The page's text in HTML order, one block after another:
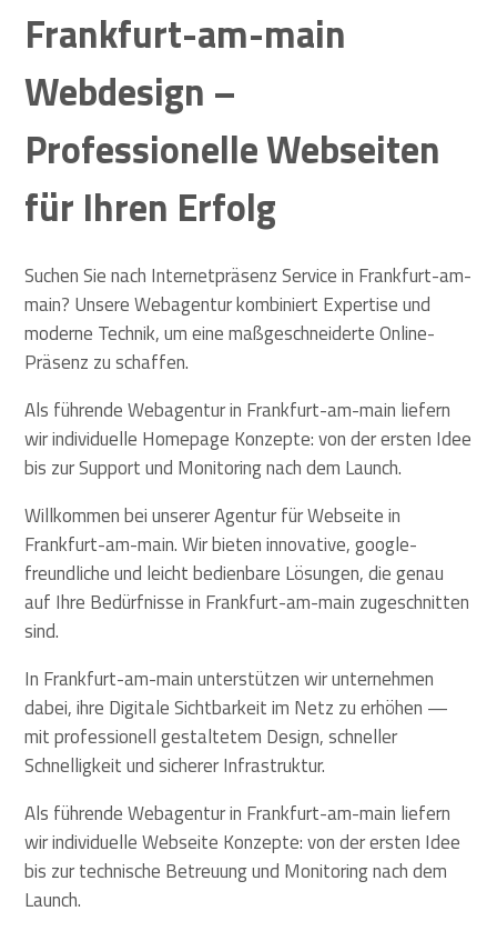
Frankfurt-am-main
Webdesign –
Professionelle Webseiten
für Ihren Erfolg
Suchen Sie nach Internetpräsenz Service in Frankfurt-am-
main? Unsere Webagentur kombiniert Expertise und
moderne Technik, um eine maßgeschneiderte Online-
Präsenz zu schaffen.
Als führende Webagentur in Frankfurt-am-main liefern
wir individuelle Homepage Konzepte: von der ersten Idee
bis zur Support und Monitoring nach dem Launch.
Willkommen bei unserer Agentur für Webseite in
Frankfurt-am-main. Wir bieten innovative, google-
freundliche und leicht bedienbare Lösungen, die genau
auf Ihre Bedürfnisse in Frankfurt-am-main zugeschnitten
sind.
In Frankfurt-am-main unterstützen wir unternehmen
dabei, ihre Digitale Sichtbarkeit im Netz zu erhöhen —
mit professionell gestaltetem Design, schneller
Schnelligkeit und sicherer Infrastruktur.
Als führende Webagentur in Frankfurt-am-main liefern
wir individuelle Webseite Konzepte: von der ersten Idee
bis zur technische Betreuung und Monitoring nach dem
Launch.